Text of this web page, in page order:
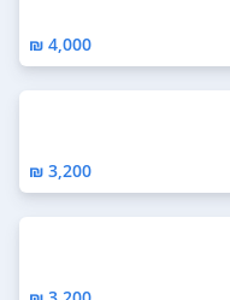
4,000 ₪
3,200 ₪